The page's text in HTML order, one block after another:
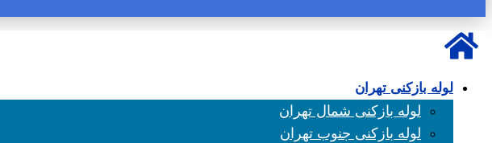
لوله بازکنی تهران
لوله بازکنی شمال تهران
لوله بازکنی جنوب تهران